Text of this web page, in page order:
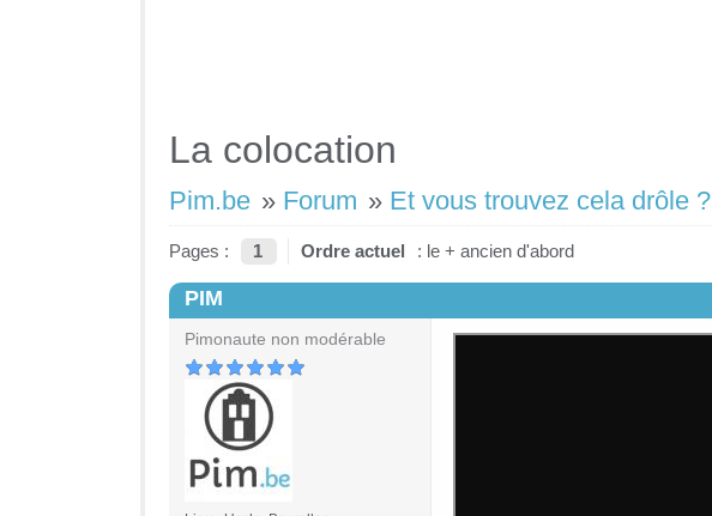
La colocation
Pim.be » Forum » Et vous trouvez cela drôle ?
Pages : 1 Ordre actuel : le + ancien d'abord
PIM
Pimonaute non modérable